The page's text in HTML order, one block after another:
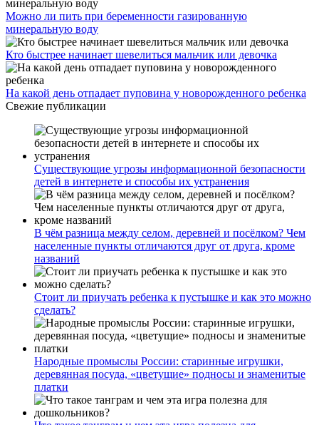
Можно ли пить при беременности газированную
минеральную воду
Кто быстрее начинает шевелиться мальчик или девочка
На какой день отпадает пуповина у новорожденного ребенка
Свежие публикации
Существующие угрозы информационной безопасности
детей в интернете и способы их устранения
В чём разница между селом, деревней и посёлком? Чем
населенные пункты отличаются друг от друга, кроме
названий
Стоит ли приучать ребенка к пустышке и как это можно
сделать?
Народные промыслы России: старинные игрушки,
деревянная посуда, «цветущие» подносы и знаменитые
платки